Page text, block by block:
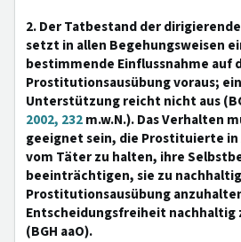
2. Der Tatbestand der
setzt in allen Begehungsweisen
bestimmende Einflussnahme auf
Prostitutionsausübung voraus;
Unterstützung reicht nicht aus
2002, 232m.w.N.). Das Verhalten
geeignet sein, die Prostituierte
vom Täter zu halten, ihre
beeinträchtigen, sie zu
Prostitutionsausübung
Entscheidungsfreiheit nachhaltig
(BGH aaO).